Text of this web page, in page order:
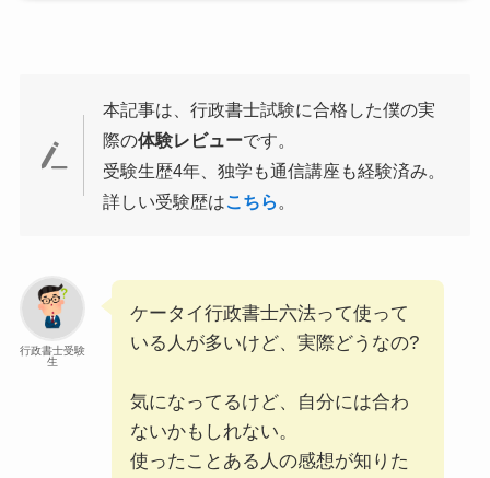
本記事は、行政書士試験に合格した僕の実
際の体験レビューです。
受験生歴4年、独学も通信講座も経験済み。
詳しい受験歴はこちら 。
行政書士受験
生
ケータイ行政書士六法って使って
いる人が多いけど、実際どうなの?
気になってるけど、自分には合わ
ないかもしれない。
使ったことある人の感想が知りた